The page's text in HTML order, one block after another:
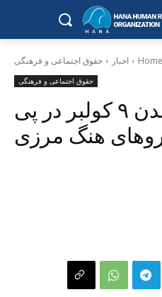
Home اخبار حقوق اجتماعی و فرهنگی
حقوق اجتماعی و فرهنگی
زخمی شدن ٩ کولبر در پی
هنگ مرزی